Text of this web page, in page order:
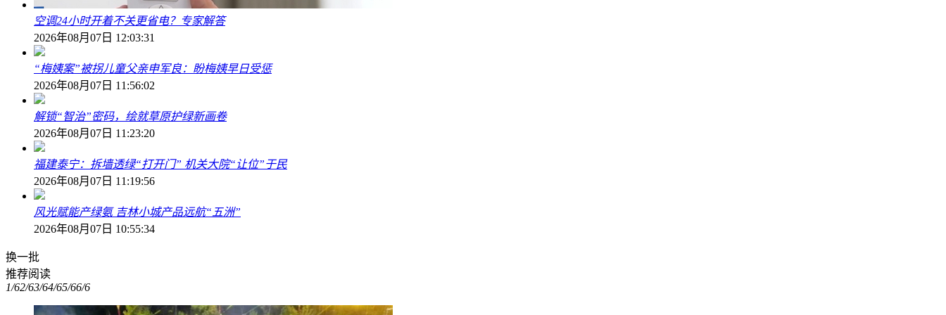
空调24小时开着不关更省电？专家解答
2026年08月07日 12:03:31
“梅姨案”被拐儿童父亲申军良：盼梅姨早日受惩
2026年08月07日 11:56:02
解锁“智治”密码，绘就草原护绿新画卷
2026年08月07日 11:23:20
福建泰宁：拆墙透绿“打开门” 机关大院“让位”于民
2026年08月07日 11:19:56
风光赋能产绿氨 吉林小城产品远航“五洲”
2026年08月07日 10:55:34
换一批
推荐阅读
1/62/63/64/65/66/6